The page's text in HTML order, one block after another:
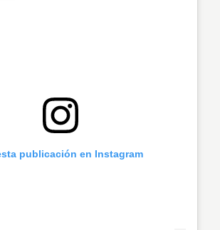
publicación en Instagram